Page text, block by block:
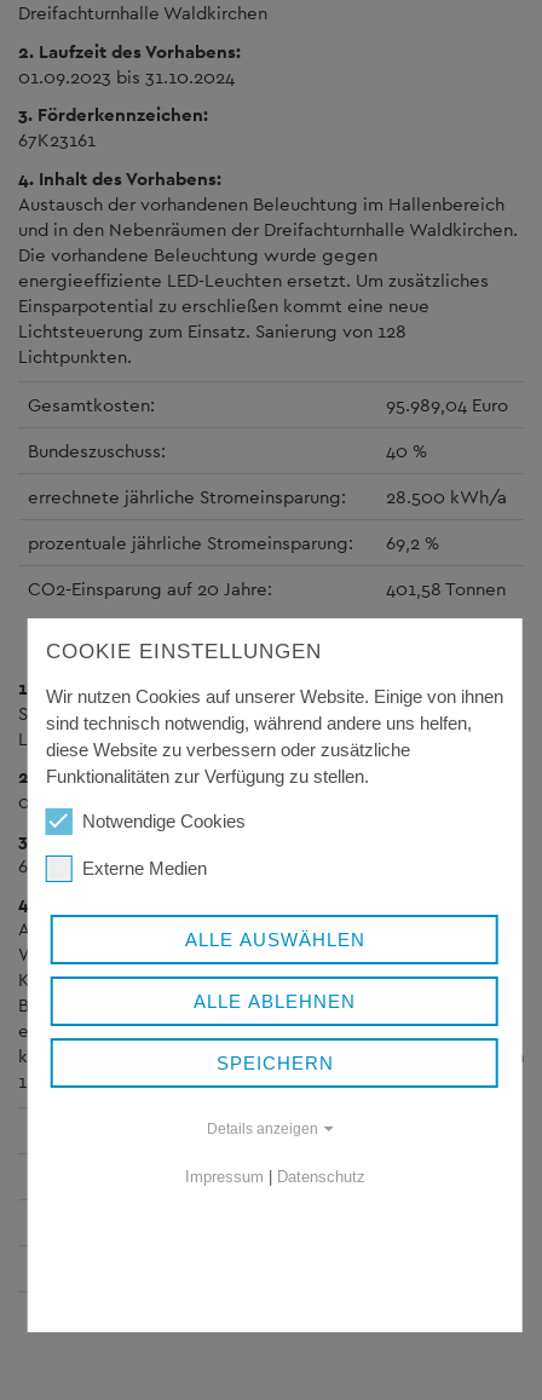
Dreifachturnhalle Waldkirchen
2. Laufzeit des Vorhabens:
01.09.2023 bis 31.10.2024
3. Förderkennzeichen:
67K23161
4. Inhalt des Vorhabens:
Austausch der vorhandenen Beleuchtung im Hallenbereich
und in den Nebenräumen der Dreifachturnhalle Waldkirchen.
Die vorhandene Beleuchtung wurde gegen
energieeffiziente LED-Leuchten ersetzt. Um zusätzliches
Einsparpotential zu erschließen kommt eine neue
Lichtsteuerung zum Einsatz. Sanierung von 128
Lichtpunkten.
Gesamtkosten:
95.989,04 Euro
Bundeszuschuss:
40 %
errechnete jährliche Stromeinsparung:
28.500 kWh/a
prozentuale jährliche Stromeinsparung:
69,2 %
CO2-Einsparung auf 20 Jahre:
401,58 Tonnen
1.Titel des Vorhabens:
Sanierung der Innenbelechtung im Kreisbauhof des
Landkreises Freyung-Grafenau
2. Laufzeit des Vorhabens:
01.12.2021 bis 30.11.2022
3. Förderkennzeichen:
67K18132
4. Inhalt des Vorhabens:
Austausch der vorhandenen Beleuchtung im
Werkstattbereich und in den Nebenräumen des
Kreisbauhofs Freyung-Grafenau. Die vorhandene
Beleuchtung wurde gegen energieeffiziente LED-Leuchten
ersetzt. Um zusätzliches Einsparpotential zu erschließen
kommt eine neue Lichtsteuerung zum Einsatz. Sanierung von
124 Lichtpunkten
COOKIE EINSTELLUNGEN
Wir nutzen Cookies auf unserer Website. Einige von ihnen
sind technisch notwendig, während andere uns helfen,
diese Website zu verbessern oder zusätzliche
Funktionalitäten zur Verfügung zu stellen.
Notwendige Cookies
Externe Medien
ALLE AUSWÄHLEN
ALLE ABLEHNEN
SPEICHERN
Details anzeigen
Impressum Datenschutz